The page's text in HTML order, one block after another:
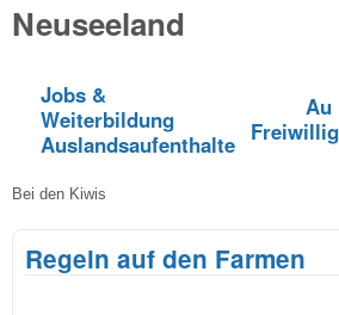
Neuseeland
Jobs &
Weiterbildung
Auslandsaufenthalte
Au
Bei den Kiwis
Regeln auf den Farmen